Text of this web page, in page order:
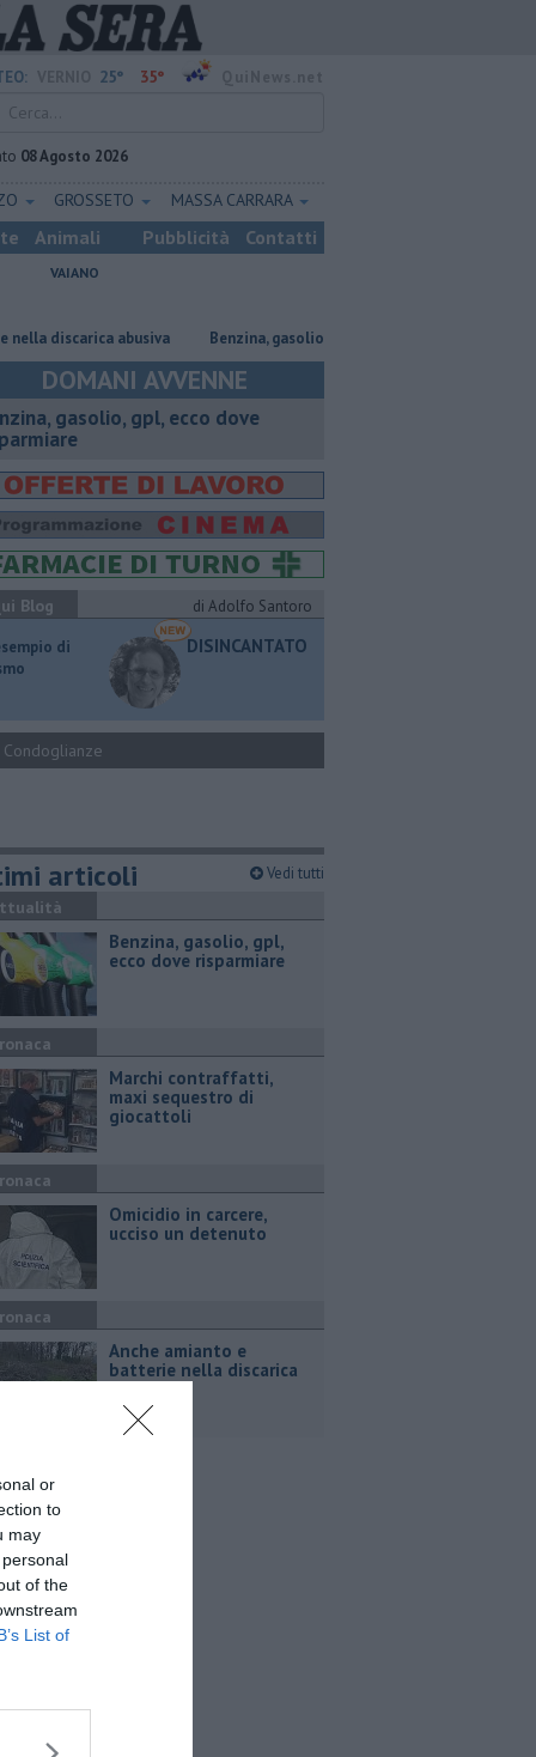
or
to
may
of the
List of
25° 35°
08 Agosto 2026
GROSSETO MASSA CARRARA
Animali Pubblicità Contatti
VAIANO
abusiva ​Benzina, gasolio, gpl, ecco dove risparmiare
DOMANI AVVENNE
gasolio, gpl, ecco dove
Blog
di Adolfo Santoro
di
DISINCANTATO
Condoglianze
articoli Vedi tutti
​Benzina, gasolio, gpl,
ecco dove risparmiare
Marchi contraffatti,
maxi sequestro di
giocattoli
Omicidio in carcere,
ucciso un detenuto
Anche amianto e
batterie nella discarica
abusiva